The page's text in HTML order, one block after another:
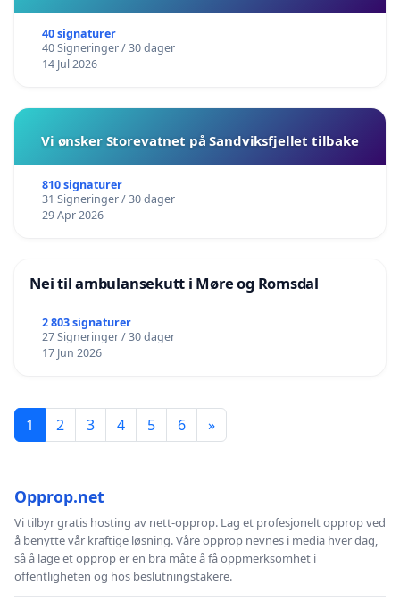
40 signaturer
40 Signeringer / 30 dager
14 Jul 2026
Vi ønsker Storevatnet på Sandviksfjellet tilbake
810 signaturer
31 Signeringer / 30 dager
29 Apr 2026
Nei til ambulansekutt i Møre og Romsdal
2 803 signaturer
27 Signeringer / 30 dager
17 Jun 2026
1 2 3 4 5 6 »
Opprop.net
Vi tilbyr gratis hosting av nett-opprop. Lag et profesjonelt opprop ved
å benytte vår kraftige løsning. Våre opprop nevnes i media hver dag,
så å lage et opprop er en bra måte å få oppmerksomhet i
offentligheten og hos beslutningstakere.